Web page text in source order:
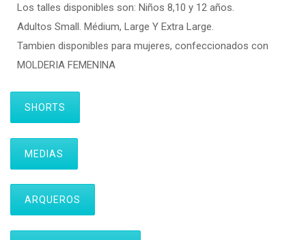
Los talles disponibles son: Niños 8,10 y 12 años.
Adultos Small. Médium, Large Y Extra Large.
Tambien disponibles para mujeres, confeccionados con
MOLDERIA FEMENINA
SHORTS
MEDIAS
ARQUEROS